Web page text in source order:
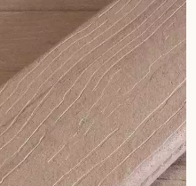
PROJET ?
pour vous guider pas à